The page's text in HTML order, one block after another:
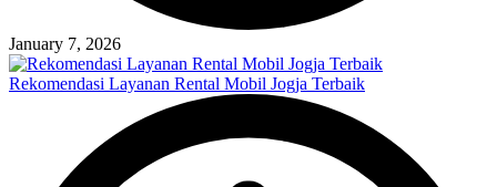
January 7, 2026
Rekomendasi Layanan Rental Mobil Jogja Terbaik